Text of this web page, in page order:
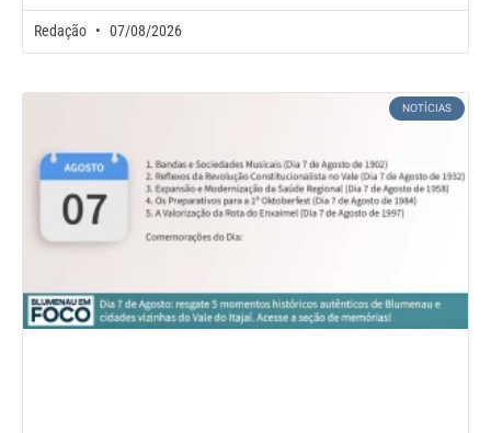
Redação 07/08/2026
NOTÍCIAS